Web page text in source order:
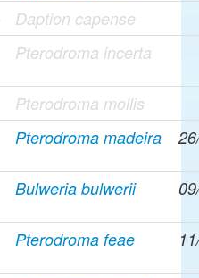
Daption capense
Pterodroma incerta
Pterodroma mollis
Pterodroma madeira
Bulweria bulwerii
Pterodroma feae